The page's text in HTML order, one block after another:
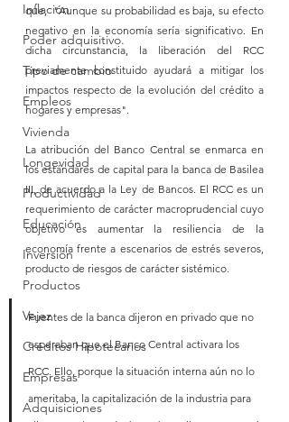
Inflación
Poder adquisitivo.
Tipo de cambio
Empleos
Vivienda
Longevidad
Productividad
Educación
Inversión
Productos
Vejez
Créditos Hipotecarios
Empresas
Adquisiciones
que,  "Aunque su probabilidad es baja, su efecto
negativo en la economía sería significativo. En
dicha circunstancia, la liberación del RCC
previamente constituido ayudará a mitigar los
impactos respecto de la evolución del crédito a
hogares y empresas".
La atribución del Banco Central se enmarca en
los estándares de capital para la banca de Basilea
III, de acuerdo a la Ley de Bancos. El RCC es un
requerimiento de carácter macroprudencial cuyo
objetivo es aumentar la resiliencia de la
economía frente a escenarios de estrés severos,
producto de riesgos de carácter sistémico.
Fuentes de la banca dijeron en privado que no
esperaban que el Banco Central activara los
RCC. Ello, porque la situación interna aún no lo
ameritaba, la capitalización de la industria para